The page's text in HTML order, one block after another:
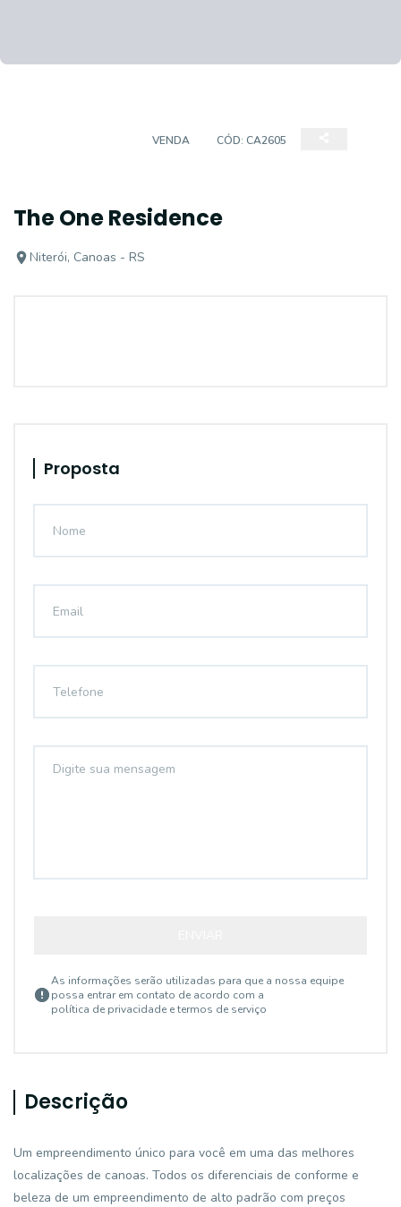
VENDA CÓD: CA2605
The One Residence
Niterói, Canoas - RS
Proposta
As informações serão utilizadas para que a nossa equipe
possa entrar em contato de acordo com a
política de privacidade e termos de serviço
Descrição
Um empreendimento único para você em uma das melhores
localizações de canoas. Todos os diferenciais de conforme e
beleza de um empreendimento de alto padrão com preços